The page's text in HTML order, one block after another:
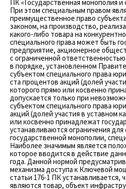
ПК «Государственная монополия и
При этом специальным правом
преимущественное право
законом, на производство,
какого-либо товара на
специального права может быть
предприятие, акционерное
с ограниченной
в порядке, установленном
субъектом специального права
ста процентов акций (долей
которого прямо или косвенно
допускается только при
субъектом специального права
акций (долей участия в уставном
или косвенно принадлежат
устанавливаются ограничения для
государственной монополии,
Наиболее значимым является
которое вводится в действие
года. Данной нормой
механизма доступа к Ключевой
статьи 176-1 ПК
являются товар, объект